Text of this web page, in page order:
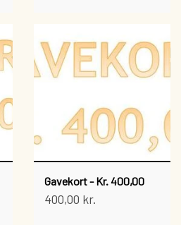
BEUTELSBACHER
DRIKKEVARER
- OG FLØDE
PASTA
SLIK
FRUGTBARER
GAVEKORT
Gavekort - Kr. 400,00
400,00 kr.